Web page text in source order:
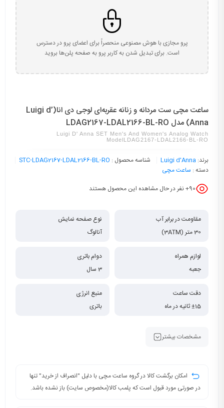
پرو مجازی با هوش مصنوعی منحصراً برای اعضای پرو در دسترس
است. برای تبدیل شدن به کاربر پرو به صفحه پلن‌ها بروید
ساعت مچی ست مردانه و زنانه عقربه‌ای لوجی دی انا(Luigi d’
Anna) مدل LDAG2167-LDAL2166-BL-RO
Luigi D' Anna SET Men's And Women's Analog Watch
ModelLDAG2167-LDAL2166-BL-RO
برند: Luigi d'Anna شناسه محصول : STC-LDAG2167-LDAL2166-BL-RO
دسته : ساعت مچی
90+ نفر در حال مشاهده این محصول هستند
مقاومت در برابر آب
30 متر (3ATM)
نوع صفحه نمایش
آنالوگ
لوازم همراه
جعبه
دوام باتری
3 سال
دقت ساعت
±15 ثانیه در ماه
منبع انرژی
باتری
مشخصات بیشتر
امکان برگشت کالا در گروه ساعت مچی با دلیل "انصراف از خرید" تنها
در صورتی مورد قبول است که پلمب کالا(مخصوص سایت) باز نشده باشد.